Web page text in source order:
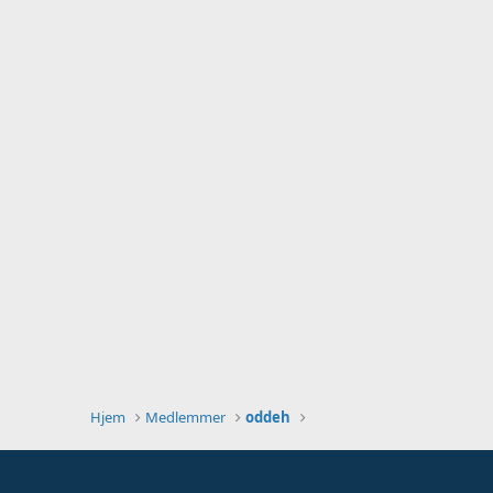
Hjem Medlemmer oddeh